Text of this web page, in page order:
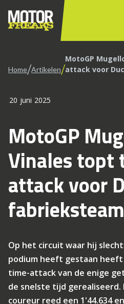
Home/Artikelen/MotoGP
attack voor
20 juni 2025
MotoGP
Vinales topt
attack voor
fabrieksteam
Op het circuit waar hij
podium heeft gestaan heeft
time-attack van de enige
de snelste tijd gerealiseerd.
coureur reed een 1'44.634